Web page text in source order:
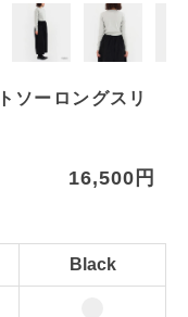
ーロングスリ
16,500円
Black